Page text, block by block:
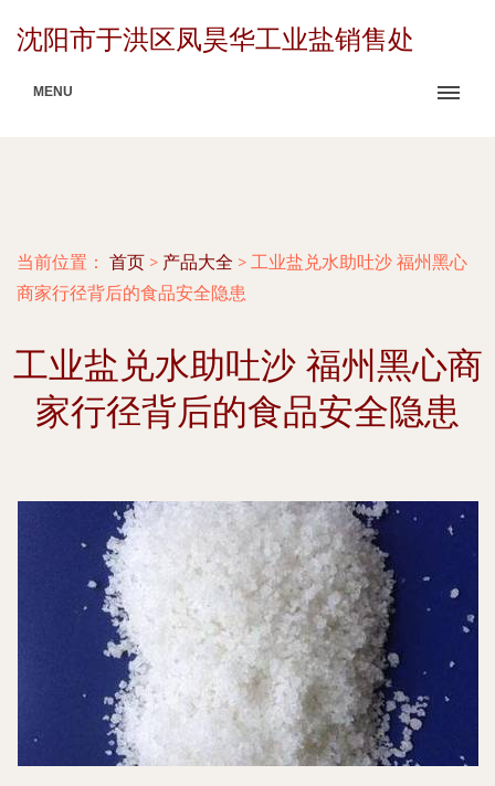
沈阳市于洪区凤昊华工业盐销售处
MENU
当前位置： 首页 > 产品大全 > 工业盐兑水助吐沙 福州黑心
商家行径背后的食品安全隐患
工业盐兑水助吐沙 福州黑心商
家行径背后的食品安全隐患